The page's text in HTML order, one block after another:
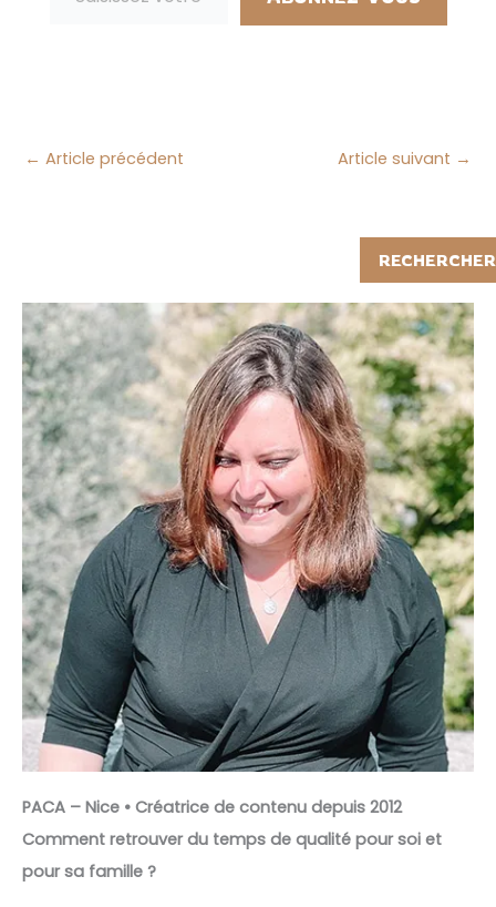
← Article précédent Article suivant →
RECHERCHER
PACA – Nice • Créatrice de contenu depuis 2012
Comment retrouver du temps de qualité pour soi et
pour sa famille ?